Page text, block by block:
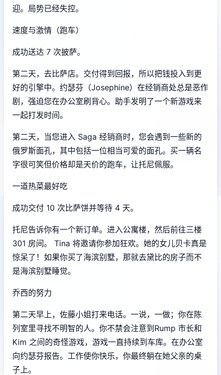
迎。局势已经失控。
速度与激情（跑车）
成功送达 7 次披萨。
第二天，去比萨店。交付得到回报，所以把钱投入到更
好的引擎中。约瑟芬（Josephine）在经销商处总是恶作
剧，强迫您在办公室刷背心。助手发明了一个新游戏来
一起打发时间。
第二天，当您进入 Saga 经销商时，您会遇到一些新的
俄罗斯面孔，其中包括一位相当可爱的面孔。买一辆名
字很可笑但价格却是天价的跑车，让托尼佩服。
一道热菜最好吃
成功交付 10 次比萨饼并等待 4 天。
托尼告诉你有一个新订单。进入公寓楼，然后前往三楼
301 房间。 Tina 将邀请你参加狂欢。她的女儿贝卡真是
惊呆了！如果你买了海滨别墅，那就去黛比的房子而不
是海滨别墅睡觉。
乔西的努力
第二天早上，佐藤小姐打来电话。一说，一做；你在陈
列室里寻找不明智的人。你不禁会注意到Rump 市长和
Kim 之间的奇怪游戏，游戏一直持续到车库。在办公室
向约瑟芬报告。工作使你快乐，你最终躺在她父亲的桌
子上。